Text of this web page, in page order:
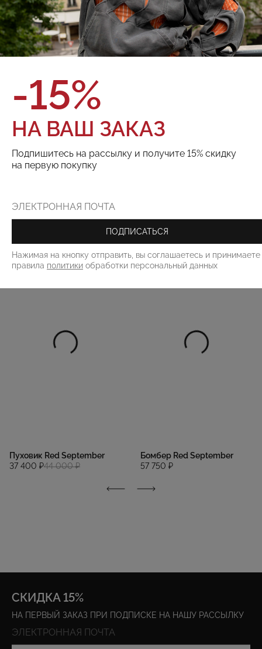
регулируется эластичным шнурком с фиксаторами
Внутренний карман на груди Эластичные внутренние
манжеты
Бренд: Red September
Цвет:
Размер:
ТОВАРА НЕТ В НАЛИЧИИ
Поделиться:
РЕКОМЕНДУЕМ
Пуховик Red September
37 400 ₽44 000 ₽
Бомбер Red September
57 750 ₽
СКИДКА 15%
НА ПЕРВЫЙ ЗАКАЗ ПРИ ПОДПИСКЕ НА НАШУ РАССЫЛКУ
-15%
НА ВАШ ЗАКАЗ
Подпишитесь на рассылку и получите 15% скидку
на первую покупку
ПОДПИСАТЬСЯ
Нажимая на кнопку отправить, вы соглашаетесь и принимаете
правила политики обработки персональный данных